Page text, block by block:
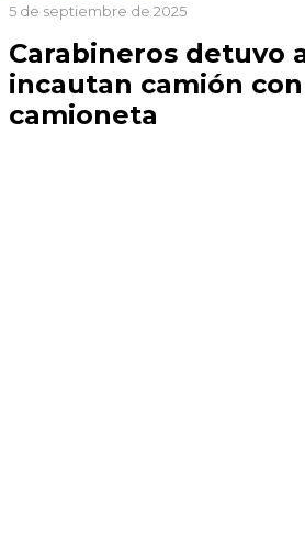
5 de septiembre de 2025
Carabineros detuvo
incautan camión
camioneta